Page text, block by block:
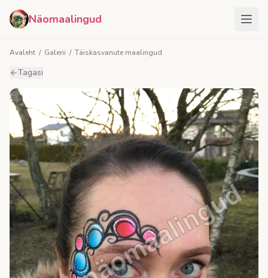
Näomaalingud
Avaleht / Galerii / Täiskasvanute maalingud
Tagasi